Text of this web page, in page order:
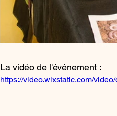
La vidéo de l'événement :
https://video.wixstatic.com/